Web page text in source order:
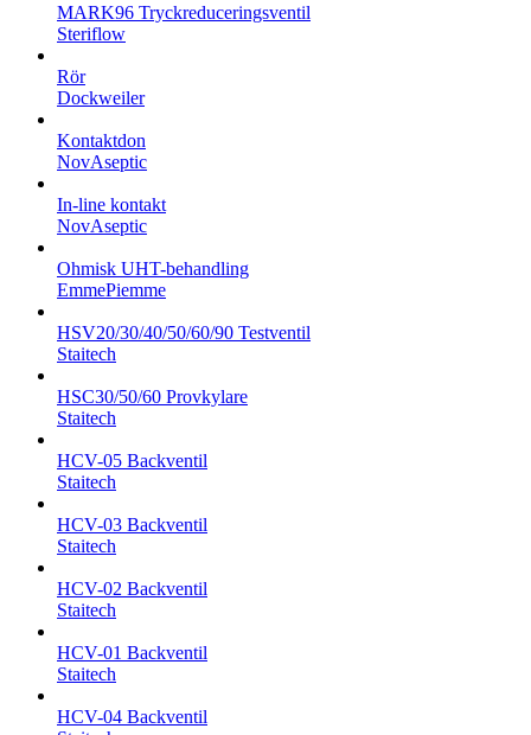
MARK96 Tryckreduceringsventil
Steriflow
Rör
Dockweiler
Kontaktdon
NovAseptic
In-line kontakt
NovAseptic
Ohmisk UHT-behandling
EmmePiemme
HSV20/30/40/50/60/90 Testventil
Staitech
HSC30/50/60 Provkylare
Staitech
HCV-05 Backventil
Staitech
HCV-03 Backventil
Staitech
HCV-02 Backventil
Staitech
HCV-01 Backventil
Staitech
HCV-04 Backventil